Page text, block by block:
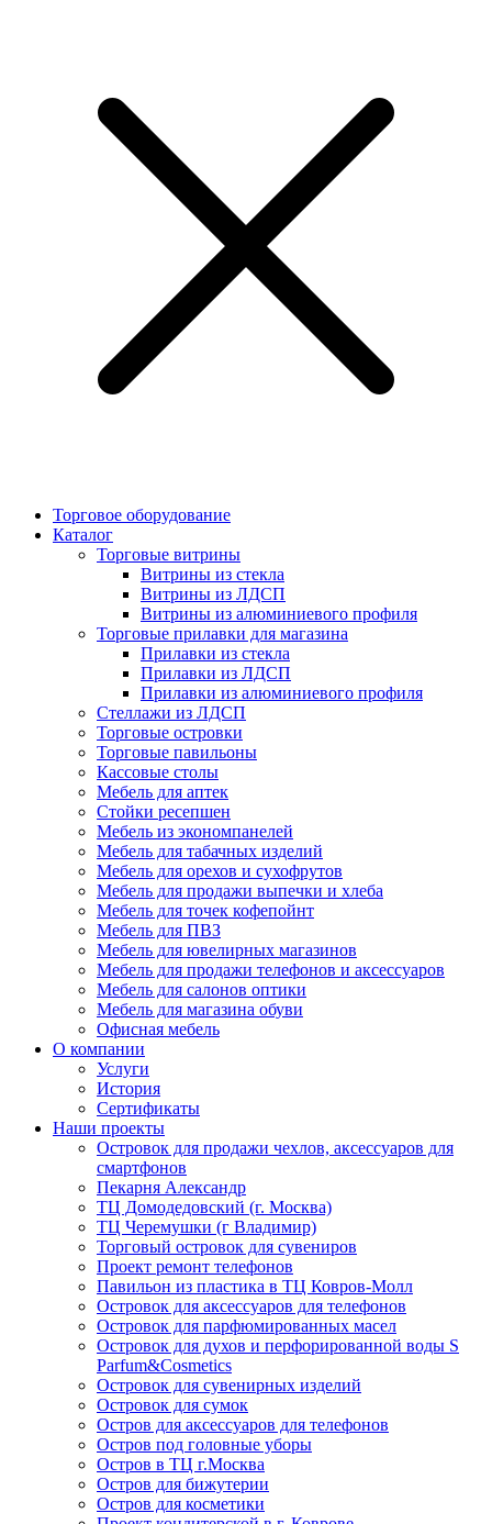
Торговое оборудование
Каталог
Торговые витрины
Витрины из cтекла
Витрины из ЛДСП
Витрины из алюминиевого профиля
Торговые прилавки для магазина
Прилавки из стекла
Прилавки из ЛДСП
Прилавки из алюминиевого профиля
Стеллажи из ЛДСП
Торговые островки
Торговые павильоны
Кассовые столы
Мебель для аптек
Стойки ресепшен
Мебель из экономпанелей
Мебель для табачных изделий
Мебель для орехов и сухофрутов
Мебель для продажи выпечки и хлеба
Мебель для точек кофепойнт
Мебель для ПВЗ
Мебель для ювелирных магазинов
Мебель для продажи телефонов и аксессуаров
Мебель для салонов оптики
Мебель для магазина обуви
Офисная мебель
О компании
Услуги
История
Сертификаты
Наши проекты
Островок для продажи чехлов, аксессуаров для
смартфонов
Пекарня Александр
ТЦ Домодедовский (г. Москва)
ТЦ Черемушки (г Владимир)
Торговый островок для сувениров
Проект ремонт телефонов
Павильон из пластика в ТЦ Ковров-Молл
Островок для аксессуаров для телефонов
Островок для парфюмированных масел
Островок для духов и перфорированной воды S
Parfum&Cosmetics
Островок для сувенирных изделий
Островок для сумок
Остров для аксессуаров для телефонов
Остров под головные уборы
Остров в ТЦ г.Москва
Остров для бижутерии
Остров для косметики